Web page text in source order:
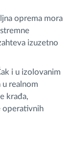
oprema mora
izuzetno
i u izolovanim
realnom
krađa,
operativnih